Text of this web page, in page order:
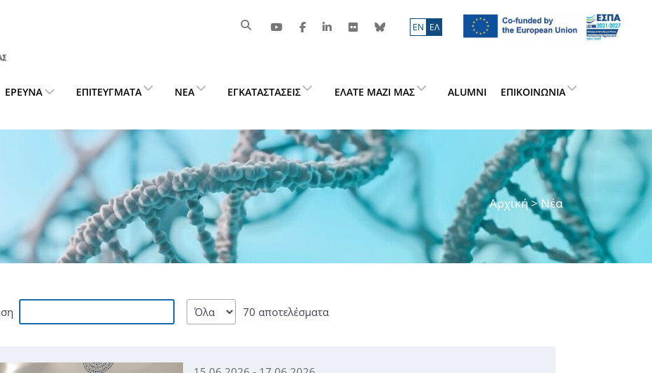
ΕN ΕΛ
ΈΡΕΥΝΑ ΕΠΙΤΕΎΓΜΑΤΑ ΝΈΑ ΕΓΚΑΤΑΣΤΆΣΕΙΣ ΕΛΆΤΕ ΜΑΖΊ ΜΑΣ ALUMNI ΕΠΙΚΟΙΝΩΝΊΑ
Αρχική> Νέα
70 αποτελέσματα